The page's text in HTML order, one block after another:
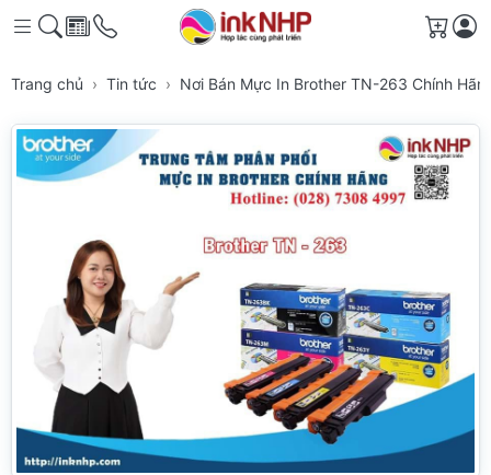
Giỏ
Trang chủ Tin tức Nơi Bán Mực In Brother TN-263 Chính